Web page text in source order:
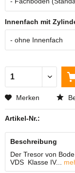
Innenfach mit
Merken
Artikel-Nr.:
Beschreibung
Der Tresor von
VDS Klasse IV...